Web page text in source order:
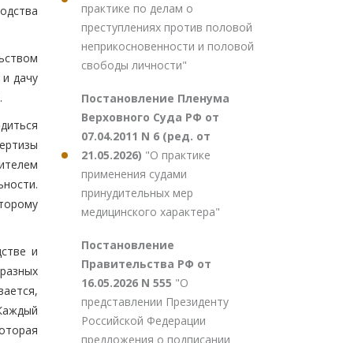
дачу
и
практике по делам о
преступлениях против половой
неприкосновенности и половой
свободы личности"
Постановление Пленума
Верховного Суда РФ от
07.04.2011 N 6 (ред. от
21.05.2026) "О практике
применения судами
принудительных мер
медицинского характера"
Постановление
Правительства РФ от
16.05.2026 N 555 "О
представлении Президенту
Российской Федерации
предложения о подписании